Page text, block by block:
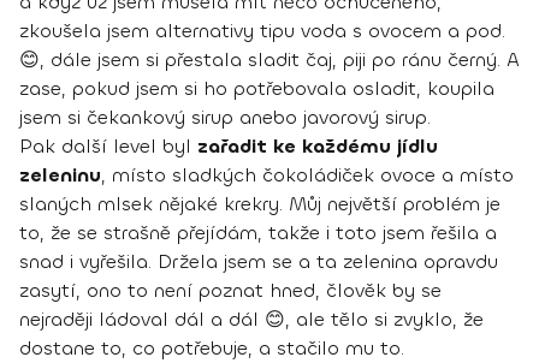
zkoušela jsem alternativy tipu voda s ovocem a pod.
😊, dále jsem si přestala sladit čaj, piji po ránu černý. A
zase, pokud jsem si ho potřebovala osladit, koupila
jsem si čekankový sirup anebo javorový sirup.
Pak další level byl zařadit ke každému jídlu
zeleninu, místo sladkých čokoládiček ovoce a místo
slaných mlsek nějaké krekry. Můj největší problém je
to, že se strašně přejídám, takže i toto jsem řešila a
snad i vyřešila. Držela jsem se a ta zelenina opravdu
zasytí, ono to není poznat hned, člověk by se
nejraději ládoval dál a dál 😊, ale tělo si zvyklo, že
dostane to, co potřebuje, a stačilo mu to.